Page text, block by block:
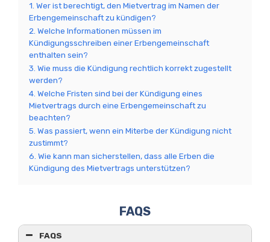
1. Wer ist berechtigt, den Mietvertrag im Namen der
Erbengemeinschaft zu kündigen?
2. Welche Informationen müssen im
Kündigungsschreiben einer Erbengemeinschaft
enthalten sein?
3. Wie muss die Kündigung rechtlich korrekt zugestellt
werden?
4. Welche Fristen sind bei der Kündigung eines
Mietvertrags durch eine Erbengemeinschaft zu
beachten?
5. Was passiert, wenn ein Miterbe der Kündigung nicht
zustimmt?
6. Wie kann man sicherstellen, dass alle Erben die
Kündigung des Mietvertrags unterstützen?
FAQS
FAQS